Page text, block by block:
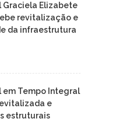
Graciela Elizabete
revitalização e
da infraestrutura
em Tempo Integral
e
estruturais